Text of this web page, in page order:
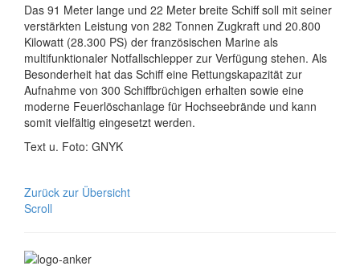
Das 91 Meter lange und 22 Meter breite Schiff soll mit seiner
verstärkten Leistung von 282 Tonnen Zugkraft und 20.800
Kilowatt (28.300 PS) der französischen Marine als
multifunktionaler Notfallschlepper zur Verfügung stehen. Als
Besonderheit hat das Schiff eine Rettungskapazität zur
Aufnahme von 300 Schiffbrüchigen erhalten sowie eine
moderne Feuerlöschanlage für Hochseebrände und kann
somit vielfältig eingesetzt werden.
Text u. Foto: GNYK
Zurück zur Übersicht
Scroll